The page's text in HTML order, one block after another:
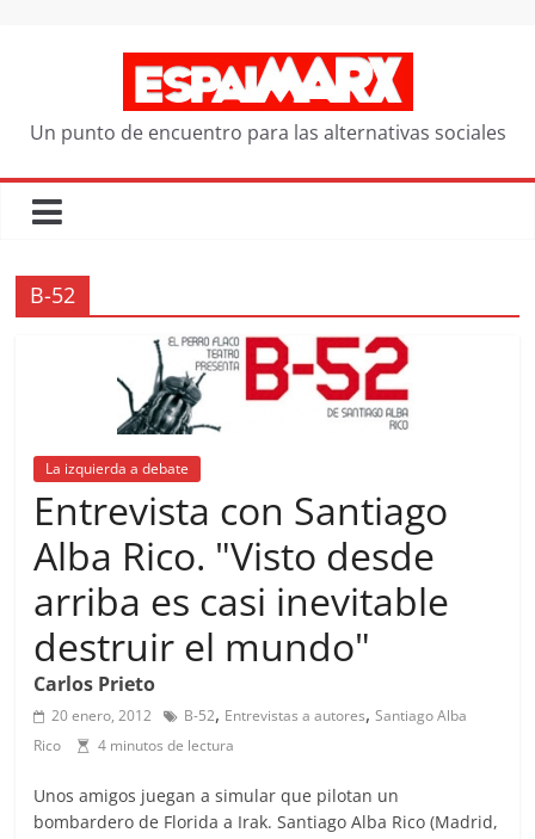
Un punto de encuentro para las alternativas sociales
B-52
La izquierda a debate
Entrevista con Santiago
Alba Rico. "Visto desde
arriba es casi inevitable
destruir el mundo"
Carlos Prieto
20 enero, 2012 B-52, Entrevistas a autores,Santiago Alba
Rico
4 minutos de lectura
Unos amigos juegan a simular que pilotan un
bombardero de Florida a Irak. Santiago Alba Rico (Madrid,